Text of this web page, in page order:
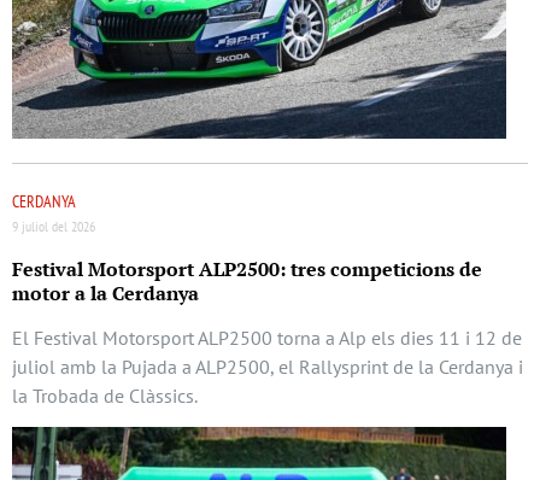
CERDANYA
9 juliol del 2026
Festival Motorsport ALP2500: tres competicions de
motor a la Cerdanya
El Festival Motorsport ALP2500 torna a Alp els dies 11 i 12 de
juliol amb la Pujada a ALP2500, el Rallysprint de la Cerdanya i
la Trobada de Clàssics.